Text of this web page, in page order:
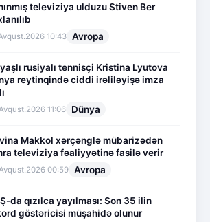
televiziya ulduzu Stiven Ber
10:43 Avropa
rusiyalı tennisçi Kristina Lyutova
reytinqində ciddi irəliləyişə imza
11:06 Dünya
Makkol xərçənglə mübarizədən
televiziya fəaliyyətinə fasilə verir
00:59 Avropa
da qızılca yayılması: Son 35 ilin
göstəricisi müşahidə olunur